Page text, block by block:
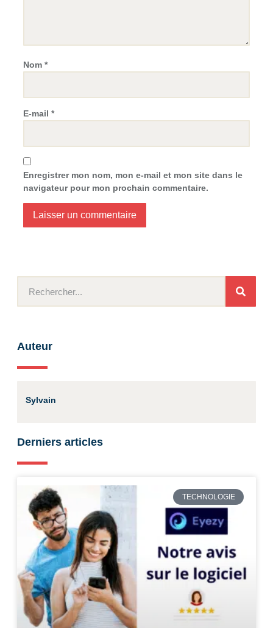
Nom *
E-mail *
Enregistrer mon nom, mon e-mail et mon site dans le
navigateur pour mon prochain commentaire.
Auteur
Sylvain
Derniers articles
TECHNOLOGIE